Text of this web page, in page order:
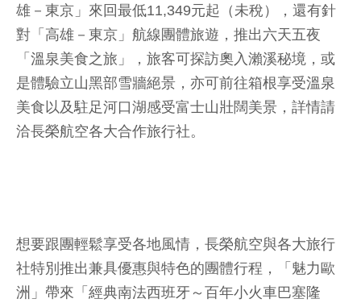
雄－東京」來回最低11,349元起（未稅），還有針
對「高雄－東京」航線團體旅遊，推出六天五夜
「溫泉美食之旅」，旅客可探訪奧入瀨溪秘境，或
是體驗立山黑部雪牆絕景，亦可前往箱根享受溫泉
美食以及駐足河口湖感受富士山壯闊美景，詳情請
洽長榮航空各大合作旅行社。
想要跟團輕鬆享受各地風情，長榮航空與各大旅行
社特別推出兼具優惠與特色的團體行程，「魅力歐
洲」帶來「經典南法西班牙～百年小火車巴塞隆